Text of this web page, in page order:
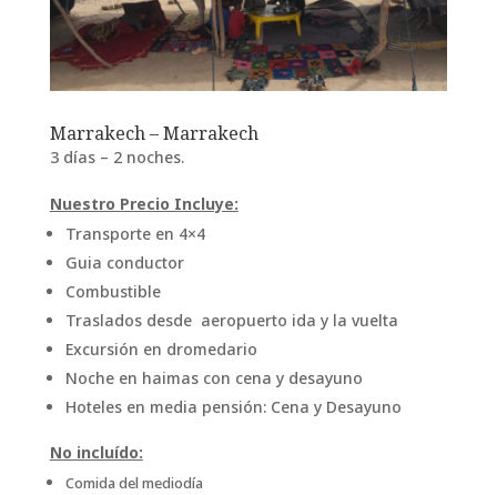
Marrakech – Marrakech
3 días – 2 noches.
Nuestro Precio Incluye:
Transporte en 4×4
Guia conductor
Combustible
Traslados desde aeropuerto ida y la vuelta
Excursión en dromedario
Noche en haimas con cena y desayuno
Hoteles en media pensión: Cena y Desayuno
No incluído:
Comida del mediodía